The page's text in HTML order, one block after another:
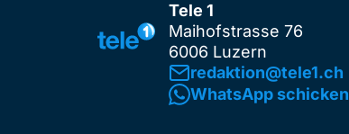
Tele 1
Maihofstrasse 76
6006 Luzern
redaktion@tele1.ch
WhatsApp schicken